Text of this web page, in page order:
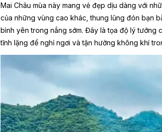
Mai Châu mùa này mang vẻ đẹp dịu dàng với
của những vùng cao khác, thung lũng đón bạn
bình yên trong nắng sớm. Đây là tọa độ lý tưởng
tĩnh lặng để nghỉ ngơi và tận hưởng không khí